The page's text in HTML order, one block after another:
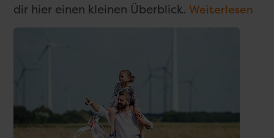
dir hier einen kleinen Überblick. Weiterlesen